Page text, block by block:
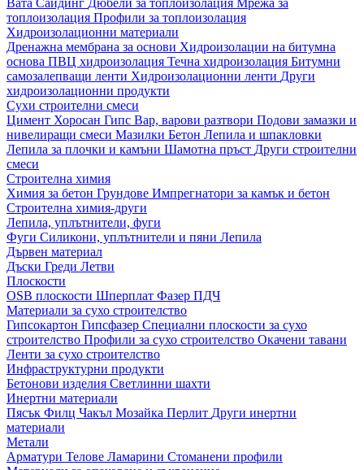
Вата Сайдинг Дюбели за топлоизолация Мрежа за
топлоизолация Профили за топлоизолация
Хидроизолационни материали
Дренажна мембрана за основи Хидроизолации на битумна
основа ПВЦ хидроизолация Течна хидроизолация Битумни
самозалепващи ленти Хидроизолационни ленти Други
хидроизолационни продукти
Сухи строителни смеси
Цимент Хоросан Гипс Вар, варови разтвори Подови замазки и
нивелиращи смеси Мазилки Бетон Лепила и шпакловки
Лепила за плочки и камъни Шамотна пръст Други строителни
смеси
Строителна химия
Химия за бетон Грундове Импрегнатори за камък и бетон
Строителна химия-други
Лепила, уплътнители, фуги
Фуги Силикони, уплътнители и пяни Лепила
Дървен материал
Дъски Греди Летви
Плоскости
OSB плоскости Шперплат Фазер ПДЧ
Материали за сухо строителство
Гипсокартон Гипсфазер Специални плоскости за сухо
строителство Профили за сухо строителство Окачени тавани
Ленти за сухо строителство
Инфраструктурни продукти
Бетонови изделия Светлинни шахти
Инертни материали
Пясък Филц Чакъл Мозайкa Перлит Други инертни
материали
Метали
Арматури Телове Ламарини Стоманени профили